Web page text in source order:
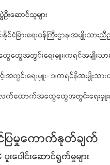
းဆောင်သူများ
နိုင်ငံခြားရေးဝန်ကြီးဌာန၊အမျိုးသာ
ေထွေအတွင်းရေးမှူး၊ကရင်အမျိုးသာ
င့်၊အတွင်းရေးမှူး- ၁၊ကရင်နီအမျိုးသ
ထောက်အထွေထွေအတွင်းရေးမှူး၊ချ
ပြမှုကောက်နုတ်ချက်
းပေါင်းဆောင်ရွက်မှုများ